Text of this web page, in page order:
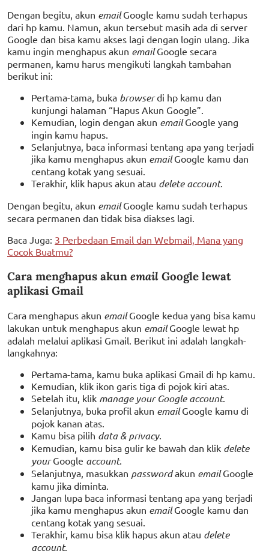
Dengan begitu, akun emailGoogle kamu sudah terhapus
dari hp kamu. Namun, akun tersebut masih ada di server
Google dan bisa kamu akses lagi dengan login ulang. Jika
kamu ingin menghapus akun emailGoogle secara
permanen, kamu harus mengikuti langkah tambahan
berikut ini:
Pertama-tama, buka browserdi hp kamu dan
kunjungi halaman “Hapus Akun Google”.
Kemudian, login dengan akun emailGoogle yang
ingin kamu hapus.
Selanjutnya, baca informasi tentang apa yang terjadi
jika kamu menghapus akun emailGoogle kamu dan
centang kotak yang sesuai.
Terakhir, klik hapus akun atau delete account.
Dengan begitu, akun emailGoogle kamu sudah terhapus
secara permanen dan tidak bisa diakses lagi.
Baca Juga: 3 Perbedaan Email dan Webmail, Mana yang
Cocok Buatmu?
Cara menghapus akun email Google lewat
aplikasi Gmail
Cara menghapus akun emailGoogle kedua yang bisa kamu
lakukan untuk menghapus akun emailGoogle lewat hp
adalah melalui aplikasi Gmail. Berikut ini adalah langkah-
langkahnya:
Pertama-tama, kamu buka aplikasi Gmail di hp kamu.
Kemudian, klik ikon garis tiga di pojok kiri atas.
Setelah itu, klik manage your Google account.
Selanjutnya, buka profil akun emailGoogle kamu di
pojok kanan atas.
Kamu bisa pilih data & privacy.
Kemudian, kamu bisa gulir ke bawah dan klik delete
yourGoogle account.
Selanjutnya, masukkan passwordakun emailGoogle
kamu jika diminta.
Jangan lupa baca informasi tentang apa yang terjadi
jika kamu menghapus akun emailGoogle kamu dan
centang kotak yang sesuai.
Terakhir, kamu bisa klik hapus akun atau delete
account.